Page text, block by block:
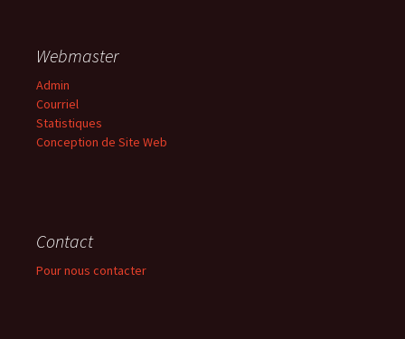
Webmaster
Admin
Courriel
Statistiques
Conception de Site Web
Contact
Pour nous contacter